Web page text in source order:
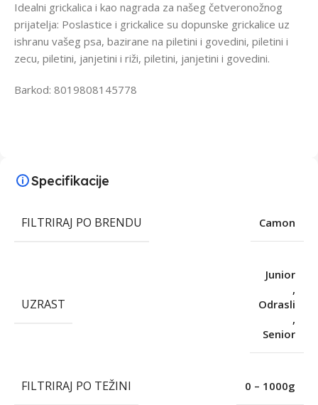
Idealni grickalica i kao nagrada za našeg četveronožnog
prijatelja: Poslastice i grickalice su dopunske grickalice uz
ishranu vašeg psa, bazirane na piletini i govedini, piletini i
zecu, piletini, janjetini i riži, piletini, janjetini i govedini.
Barkod: 8019808145778
Specifikacije
FILTRIRAJ PO BRENDU Camon
UZRAST
Junior
,
Odrasli
,
Senior
FILTRIRAJ PO TEŽINI 0 – 1000g